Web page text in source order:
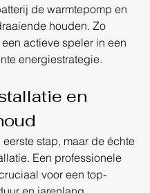
de warmtepomp en
houden. Zo
actieve speler in een
energiestrategie.
en
stap, maar de échte
Een professionele
voor een top-